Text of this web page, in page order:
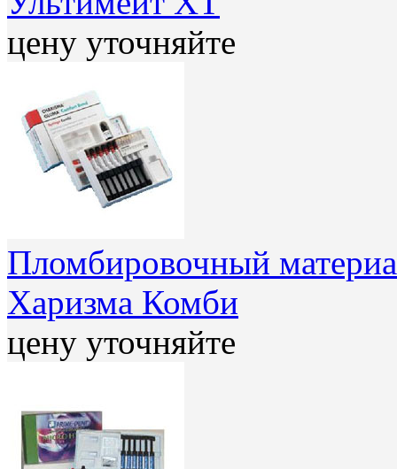
цену уточняйте
Пломбировочный
Харизма Комби
цену уточняйте